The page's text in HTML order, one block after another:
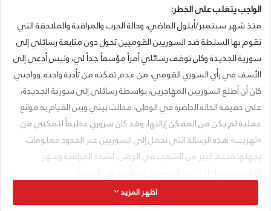
الواجب يتغلب على الخطر:
منذ شهر سبتمبر/أيلول الماضي، وحالة الحرب والمراقبة والملاحقة التي
تقوم بها السلطة ضد السوريين القوميين تحول دون متابعة رسائلي إلى
سورية الجديدة وكان توقف رسائلي أمراً مؤسفاً جداً لي، وليس أدعى إلى
الأسف في رأي السوري القومي، من عدم تمكنه من تأدية واجبه. وواجبي
كان أن أطلع السوريين المهاجرين، بواسطة رسائلي إلى سورية الجديدة،
على حقيقة الحالة الحاضرة في الوطن، فحالت بيني وبين القيام به موانع
عملية لم يكن من الممكن إزالتها. وقد كان سروري عظيماً لتمكني من
«تهريب» هذه الرسالة التي تحمل إلى السوريين عبر الحدود معلومات
يجهلها قسم كبير من الشعب في الوطن، لشدة المراقبة وسهر
اظهر المزيد